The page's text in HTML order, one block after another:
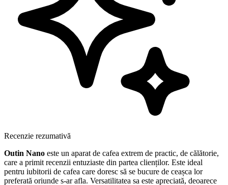
Recenzie rezumativă
Outin Nano este un aparat de cafea extrem de practic, de călătorie,
care a primit recenzii entuziaste din partea clienților. Este ideal
pentru iubitorii de cafea care doresc să se bucure de ceașca lor
preferată oriunde s-ar afla. Versatilitatea sa este apreciată, deoarece